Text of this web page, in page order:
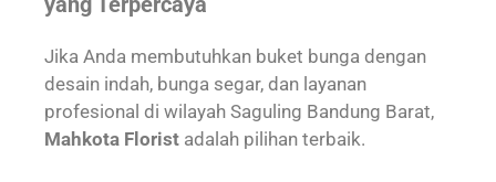
Jika Anda membutuhkan buket bunga dengan
desain indah, bunga segar, dan layanan
profesional di wilayah Saguling Bandung Barat,
Mahkota Florist adalah pilihan terbaik.